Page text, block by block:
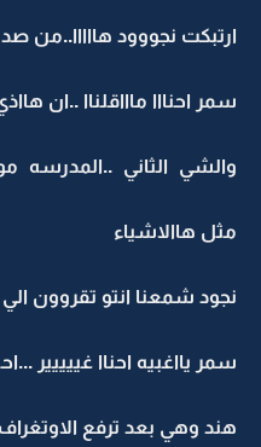
ارتبكت نجووود هااااا..من
سمر احنااا ماااقلناا ..ان
والشي الثاني ..المدرسه
مثل هاالاشياء
نجود شمعنا انتو تقروون
سمر يااغبيه احناا غييييير
هند وهي بعد ترفع